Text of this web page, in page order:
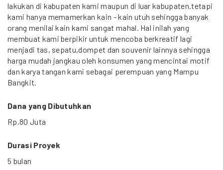
lakukan di kabupaten kami maupun di luar kabupaten.tetapi
kami hanya memamerkan kain - kain utuh sehingga banyak
orang menilai kain kami sangat mahal. Hal inilah yang
membuat kami berpikir untuk mencoba berkreatif lagi
menjadi tas, sepatu,dompet dan souvenir lainnya sehingga
harga mudah jangkau oleh konsumen yang mencintai motif
dan karya tangan kami sebagai perempuan yang Mampu
Bangkit.
Dana yang Dibutuhkan
Rp.80 Juta
Durasi Proyek
5 bulan